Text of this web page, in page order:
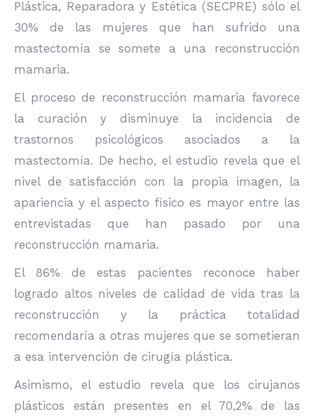
Plástica, Reparadora y Estética (SECPRE) sólo el
30% de las mujeres que han sufrido una
mastectomía se somete a una reconstrucción
mamaria.
El proceso de reconstrucción mamaria favorece
la curación y disminuye la incidencia de
trastornos psicológicos asociados a la
mastectomía. De hecho, el estudio revela que el
nivel de satisfacción con la propia imagen, la
apariencia y el aspecto físico es mayor entre las
entrevistadas que han pasado por una
reconstrucción mamaria.
El 86% de estas pacientes reconoce haber
logrado altos niveles de calidad de vida tras la
reconstrucción y la práctica totalidad
recomendaría a otras mujeres que se sometieran
a esa intervención de cirugía plástica.
Asimismo, el estudio revela que los cirujanos
plásticos están presentes en el 70,2% de las